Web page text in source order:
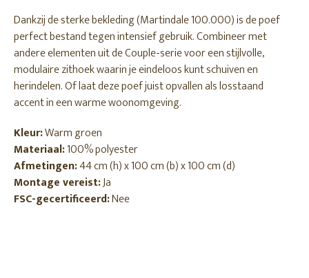
Dankzij de sterke bekleding (Martindale 100.000) is de poef
perfect bestand tegen intensief gebruik. Combineer met
andere elementen uit de Couple-serie voor een stijlvolle,
modulaire zithoek waarin je eindeloos kunt schuiven en
herindelen. Of laat deze poef juist opvallen als losstaand
accent in een warme woonomgeving.
Kleur:Warm groen
Materiaal:100% polyester
Afmetingen:44 cm (h) x 100 cm (b) x 100 cm (d)
Montage vereist:Ja
FSC-gecertificeerd:Nee